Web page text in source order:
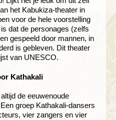
het Kabukiza-theater in
voor de hele voorstelling
dat de personages (zelfs
gespeeld door mannen, in
is gebleven. Dit theater
van UNESCO.
Kathakali
de eeuwenoude
groep Kathakali-dansers
vier zangers en vier